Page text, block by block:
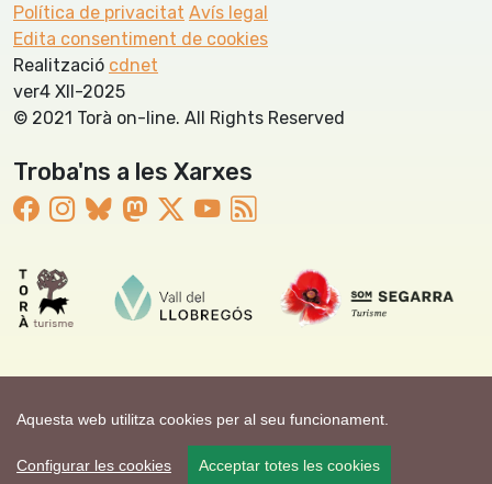
Aquesta web utilitza cookies per al seu funcionament.
Configurar les cookies Acceptar totes les cookies
Política de privacitat Avís legal
Edita consentiment de cookies
Realització cdnet
ver4 XII-2025
© 2021 Torà on-line. All Rights Reserved
Troba'ns a les Xarxes